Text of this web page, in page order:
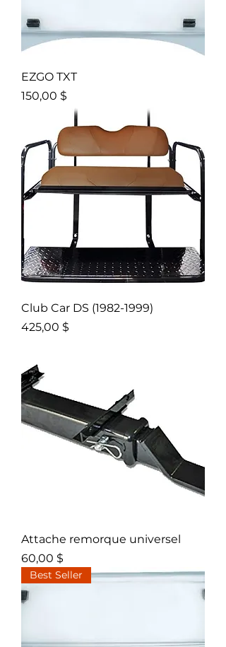
EZGO TXT
Prix
150,00 $
Club Car DS (1982-1999)
Prix
425,00 $
Attache remorque universel
Prix
60,00 $
Best Seller